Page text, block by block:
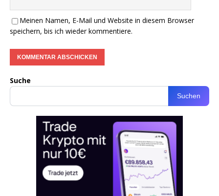
Meinen Namen, E-Mail und Website in diesem Browser
speichern, bis ich wieder kommentiere.
Suche
Suchen